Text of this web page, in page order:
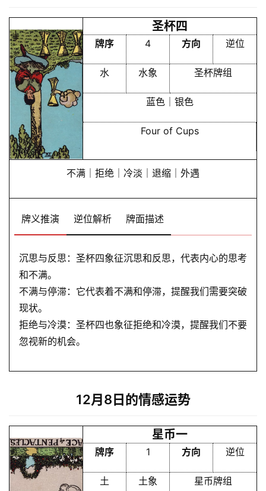
圣杯四
牌序 4 方向 逆位
水 水象 圣杯牌组
蓝色｜银色
Four of Cups
不满｜拒绝｜冷淡｜退缩｜外遇
牌义推演 逆位解析 牌面描述
沉思与反思：圣杯四象征沉思和反思，代表内心的思考
和不满。
不满与停滞：它代表着不满和停滞，提醒我们需要突破
现状。
拒绝与冷漠：圣杯四也象征拒绝和冷漠，提醒我们不要
忽视新的机会。
12月8日的情感运势
星币一
牌序 1 方向 逆位
土 土象 星币牌组